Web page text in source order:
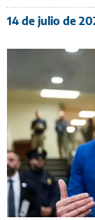
14 de julio de